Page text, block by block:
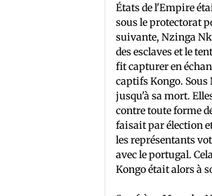
États de l'Empire
sous le protectorat
suivante, Nzinga
des esclaves et le
fit capturer en
captifs Kongo.
jusqu'à sa mort.
contre toute forme
faisait par élection
les représentants
avec le portugal.
Kongo était alors à